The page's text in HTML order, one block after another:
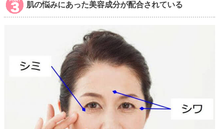
肌の悩みにあった美容成分が配合されている